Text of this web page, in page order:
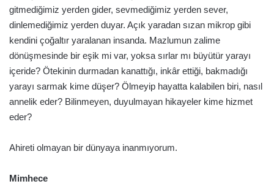
gitmediğimiz yerden gider, sevmediğimiz yerden sever,
dinlemediğimiz yerden duyar. Açık yaradan sızan mikrop gibi
kendini çoğaltır yaralanan insanda. Mazlumun zalime
dönüşmesinde bir eşik mi var, yoksa sırlar mı büyütür yarayı
içeride? Ötekinin durmadan kanattığı, inkâr ettiği, bakmadığı
yarayı sarmak kime düşer? Ölmeyip hayatta kalabilen biri, nasıl
annelik eder? Bilinmeyen, duyulmayan hikayeler kime hizmet
eder?
Ahireti olmayan bir dünyaya inanmıyorum.
Mimhece